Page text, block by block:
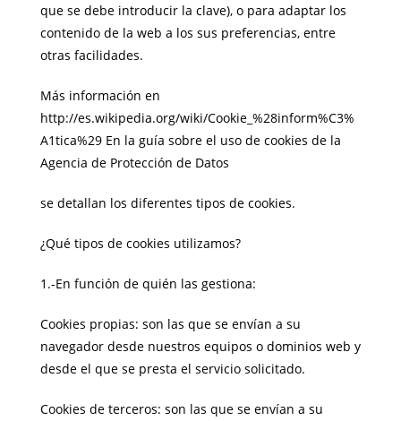
que se debe introducir la clave), o para adaptar los
contenido de la web a los sus preferencias, entre
otras facilidades.
Más información en
http://es.wikipedia.org/wiki/Cookie_%28inform%C3%
A1tica%29 En la guía sobre el uso de cookies de la
Agencia de Protección de Datos
se detallan los diferentes tipos de cookies.
¿Qué tipos de cookies utilizamos?
1.-En función de quién las gestiona:
Cookies propias: son las que se envían a su
navegador desde nuestros equipos o dominios web y
desde el que se presta el servicio solicitado.
Cookies de terceros: son las que se envían a su